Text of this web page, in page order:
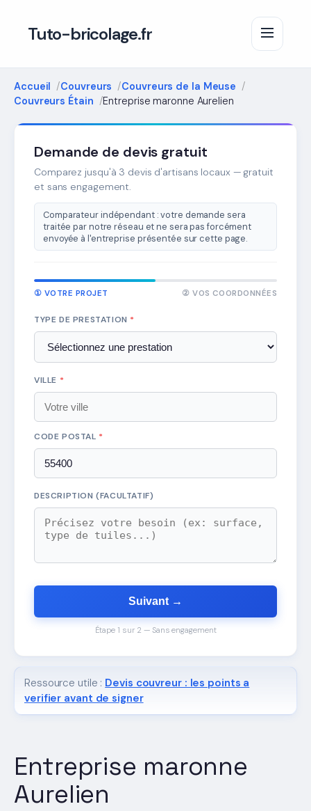
Tuto-bricolage.fr
Accueil Couvreurs
Couvreurs de la Meuse
Couvreurs Étain
Entreprise maronne Aurelien
Entreprise maronne
Aurelien
Demande de devis gratuit
Comparez jusqu'à 3 devis d'artisans locaux — gratuit
et sans engagement.
Comparateur indépendant : votre demande sera
traitée par notre réseau et ne sera pas forcément
envoyée à l'entreprise présentée sur cette page.
① VOTRE PROJET ② VOS COORDONNÉES
TYPE DE PRESTATION *
VILLE *
CODE POSTAL *
DESCRIPTION (FACULTATIF)
Suivant →
Étape 1 sur 2 — Sans engagement
Ressource utile : Devis couvreur : les points a
verifier avant de signer